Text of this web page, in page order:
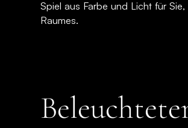
Spiel aus Farbe und Licht für
Raumes.